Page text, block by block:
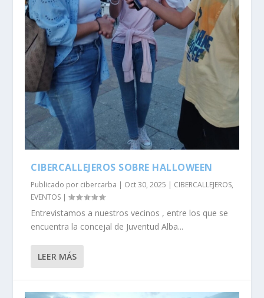
CIBERCALLEJEROS SOBRE HALLOWEEN
Publicado por cibercarba | Oct 30, 2025 | CIBERCALLEJEROS,
EVENTOS |
Entrevistamos a nuestros vecinos , entre los que se
encuentra la concejal de Juventud Alba...
LEER MÁS